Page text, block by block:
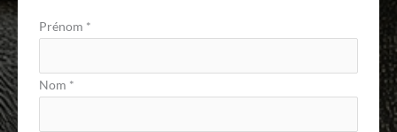
Formulaire
avec
téléphone
Prénom *
Nom *